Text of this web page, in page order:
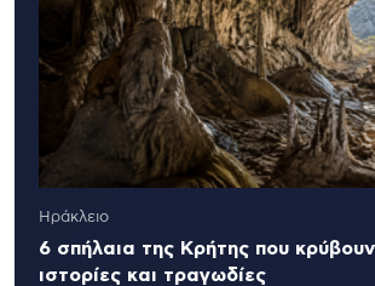
Ηράκλειο
6 σπήλαια της Κρήτης που
ιστορίες και τραγωδίες